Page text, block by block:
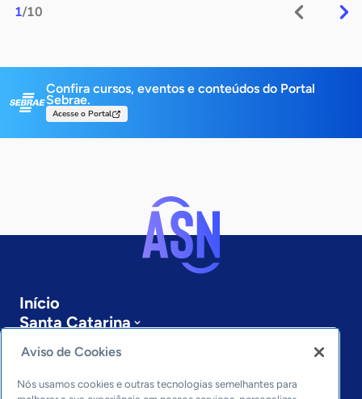
1/10
Confira cursos, eventos e conteúdos do Portal
Sebrae.
Acesse o Portal
Início
Santa Catarina
Sobre a ASN
Últimas notícias
Entre em contato
Aviso de Cookies
Nós usamos cookies e outras tecnologias semelhantes para